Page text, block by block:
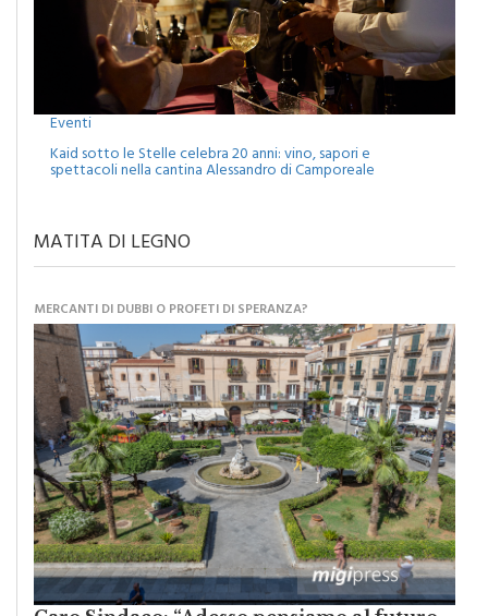
Kaid sotto le Stelle celebra 20 anni: vino, sapori e
spettacoli nella cantina Alessandro di Camporeale
Caro Sindaco: “Adesso pensiamo al futuro
della nostra Monreale”